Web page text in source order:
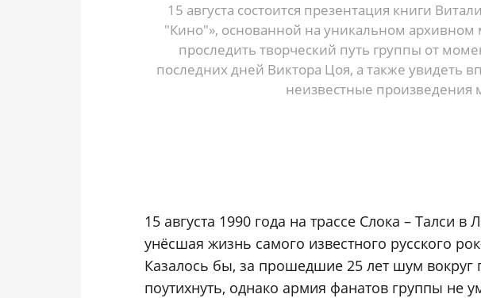
15 августа состоится презентация книги
"Кино"», основанной на уникальном архивном
проследить творческий путь группы от
последних дней Виктора Цоя, а также увидеть
неизвестные произведения
15 августа 1990 года на трассе Слока – Талси
унёсшая жизнь самого известного русского
Казалось бы, за прошедшие 25 лет шум вокруг
поутихнуть, однако армия фанатов группы не